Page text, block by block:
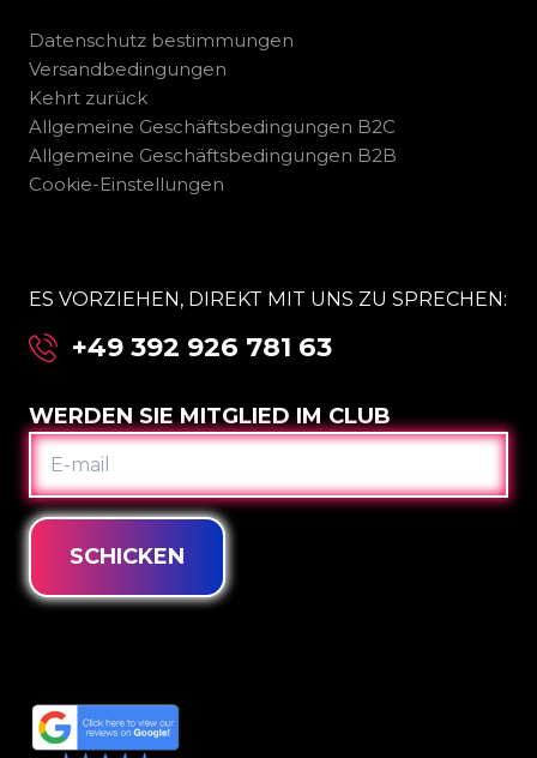
Datenschutz bestimmungen
Versandbedingungen
Kehrt zurück
Allgemeine Geschäftsbedingungen B2C
Allgemeine Geschäftsbedingungen B2B
Cookie-Einstellungen
ES VORZIEHEN, DIREKT MIT UNS ZU SPRECHEN:
+49 392 926 781 63
WERDEN SIE MITGLIED IM CLUB
E-
MAIL
SCHICKEN